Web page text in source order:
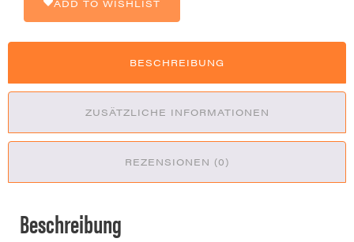
Menge
ADD TO WISHLIST
BESCHREIBUNG
ZUSÄTZLICHE INFORMATIONEN
REZENSIONEN (0)
Beschreibung